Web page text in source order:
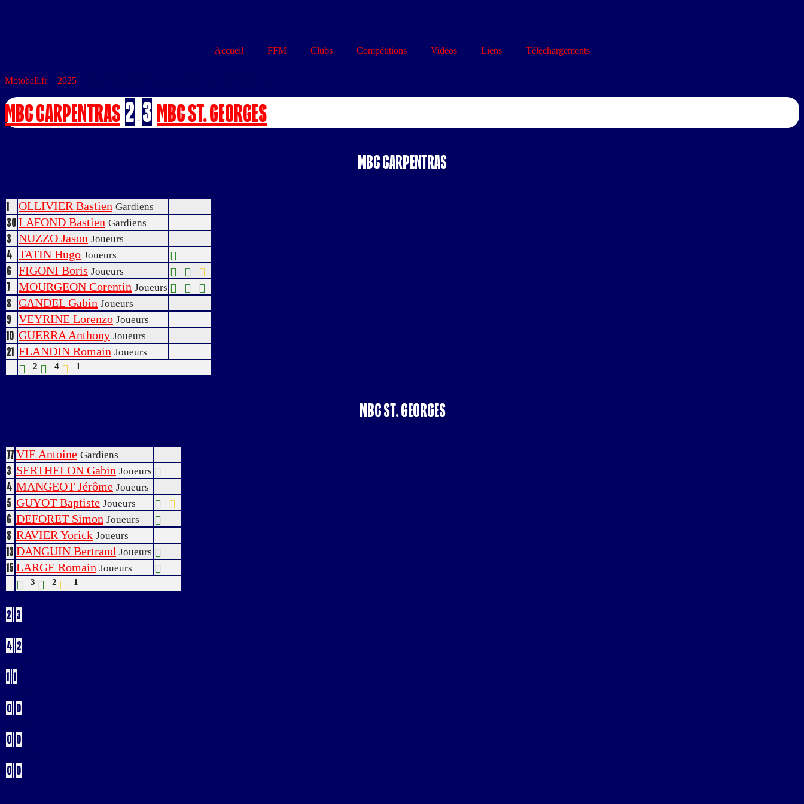
Accueil FFM Clubs Compétitions Vidéos Liens Téléchargements
Motoball.fr> 2025
MBC CARPENTRAS 2 - 3 MBC ST. GEORGES
MBC CARPENTRAS
1 OLLIVIER Bastien Gardiens
30LAFOND Bastien Gardiens
3 NUZZO Jason Joueurs
4 TATIN Hugo Joueurs
6 FIGONI Boris Joueurs
7 MOURGEON Corentin Joueurs
8 CANDEL Gabin Joueurs
9 VEYRINE Lorenzo Joueurs
10 GUERRA Anthony Joueurs
21 FLANDIN Romain Joueurs
2 4 1
MBC ST. GEORGES
77VIE Antoine Gardiens
3 SERTHELON Gabin Joueurs
4 MANGEOT Jérôme Joueurs
5 GUYOT Baptiste Joueurs
6 DEFORET Simon Joueurs
8 RAVIER Yorick Joueurs
13 DANGUIN Bertrand Joueurs
15 LARGE Romain Joueurs
3 2 1
2 3
4 2
1 1
0 0
0 0
0 0